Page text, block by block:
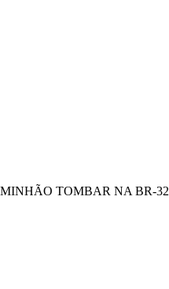
TOMBAR NA BR-